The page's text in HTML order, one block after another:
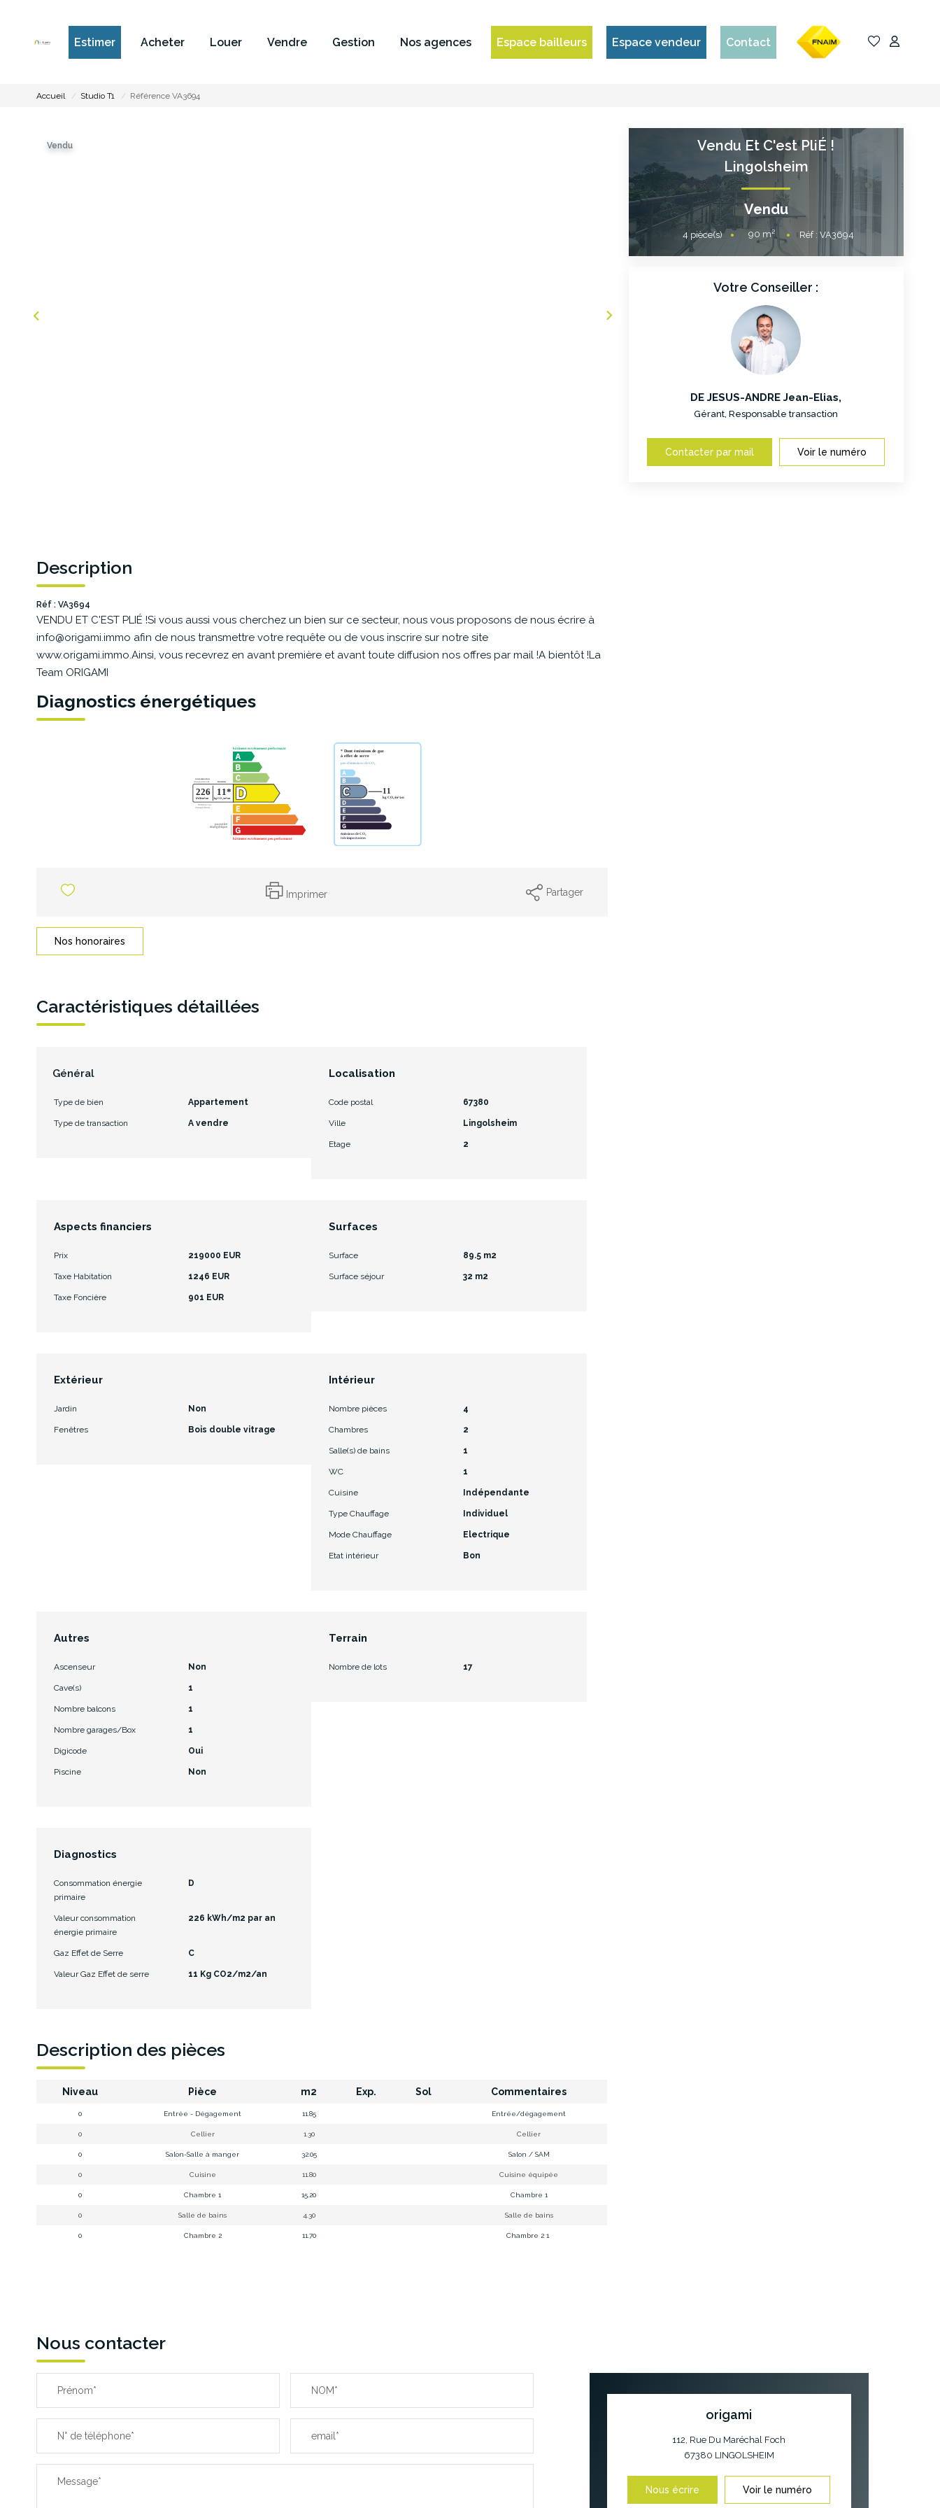
Estimer Acheter Louer Vendre Gestion Nos agences Espace bailleurs Espace vendeur Contact
Accueil Studio T1 Référence VA3694
Vendu
Description
Réf : VA3694
VENDU ET C'EST PLIÉ !Si vous aussi vous cherchez un bien sur ce secteur, nous vous proposons de nous écrire à
info@origami.immo afin de nous transmettre votre requête ou de vous inscrire sur notre site
www.origami.immo.Ainsi, vous recevrez en avant première et avant toute diffusion nos offres par mail !A bientôt !La
Team ORIGAMI
Diagnostics énergétiques
Imprimer Partager
Nos honoraires
Caractéristiques détaillées
Général
Type de bien Appartement
Type de transaction A vendre
Localisation
Code postal 67380
Ville Lingolsheim
Etage 2
Aspects financiers
Prix 219000 EUR
Taxe Habitation 1246 EUR
Taxe Foncière 901 EUR
Surfaces
Surface 89.5 m2
Surface séjour 32 m2
Extérieur
Jardin Non
Fenêtres Bois double vitrage
Intérieur
Nombre pièces 4
Chambres 2
Salle(s) de bains 1
WC 1
Cuisine Indépendante
Type Chauffage Individuel
Mode Chauffage Electrique
Etat intérieur Bon
Autres
Ascenseur Non
Cave(s) 1
Nombre balcons 1
Nombre garages/Box 1
Digicode Oui
Piscine Non
Terrain
Nombre de lots 17
Diagnostics
Consommation énergie
primaire
D
Valeur consommation
énergie primaire
226 kWh/m2 par an
Gaz Effet de Serre C
Valeur Gaz Effet de serre 11 Kg CO2/m2/an
Description des pièces
Niveau Pièce m2 Exp. Sol Commentaires
0 Entrée - Dégagement 11.85 Entrée/dégagement
0 Cellier 1.30 Cellier
0 Salon-Salle à manger 32.05 Salon / SAM
0 Cuisine 11.80 Cuisine équipée
0 Chambre 1 15.20 Chambre 1
0 Salle de bains 4.30 Salle de bains
0 Chambre 2 11.70 Chambre 2 1
Vendu Et C'est PliÉ !
Lingolsheim
Vendu
4 pièce(s) 90 m² Réf : VA3694
Votre Conseiller :
DE JESUS-ANDRE Jean-Elias,
Gérant, Responsable transaction
Contacter par mail Voir le numéro
Nous contacter
Prénom* NOM*
N° de téléphone* email*
Message*
origami
112, Rue Du Maréchal Foch
67380 LINGOLSHEIM
Nous écrire Voir le numéro